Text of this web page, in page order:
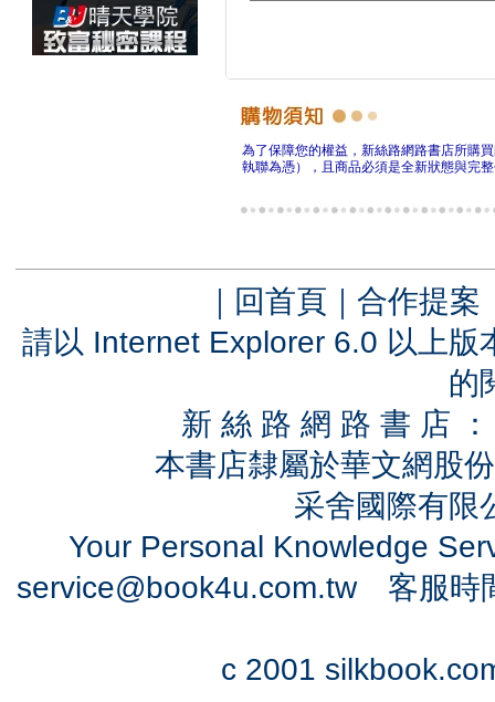
為了保障您的權益，新絲路網路書店所購
執聯為憑），且商品必須是全新狀態與完
｜ 回首頁 ｜ 合作提案
請以 Internet Explorer 6.0 以上
的
新 絲 路 網 路 書 店
本書店隸屬於華文網股
采舍國際有
Your Personal Knowledge
service@book4u.com.tw客服時
c 2001